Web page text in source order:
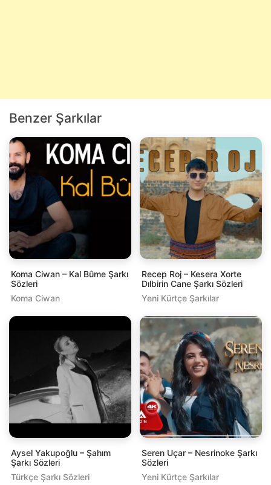
Benzer Şarkılar
Koma Ciwan – Kal Bûme Şarkı
Sözleri
Koma Ciwan
Recep Roj – Kesera Xorte
Dılbirin Cane Şarkı Sözleri
Yeni Kürtçe Şarkılar
Aysel Yakupoğlu – Şahım
Şarkı Sözleri
Türkçe Şarkı Sözleri
Seren Uçar – Nesrinoke Şarkı
Sözleri
Yeni Kürtçe Şarkılar